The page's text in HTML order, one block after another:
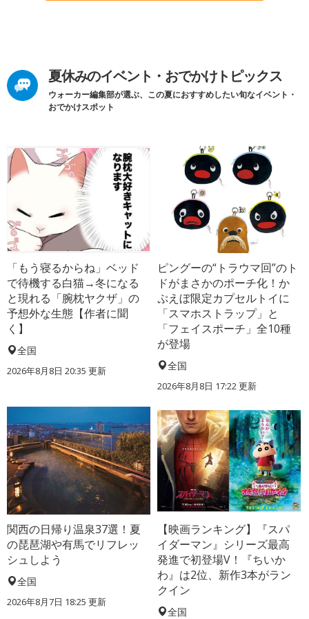
夏休みのイベント・おでかけトピックス
ウォーカー編集部が選ぶ、この夏におすすめしたい旬なイベント・
おでかけスポット
「もう寝るからね」ベッド
で待機する白猫→冬になる
と現れる「腕枕ヤクザ」の
予想外な生態【作者に聞
く】
全国
2026年8月8日 20:35 更新
ピングーの“トラウマ回”のト
ドがまさかのポーチ化！か
ぷえぼ限定カプセルトイに
「スマホストラップ」と
「フェイスポーチ」全10種
が登場
全国
2026年8月8日 17:22更新
関西の日帰り温泉37選！夏
の琵琶湖や有馬でリフレッ
シュしよう
全国
2026年8月7日 18:25 更新
【映画ランキング】『スパ
イダーマン』シリーズ最高
発進で初登場V！『ちいか
わ』は2位、新作3本がラン
クイン
全国